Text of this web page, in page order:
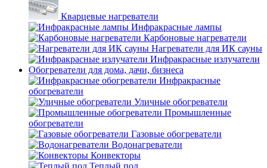
Кварцевые нагреватели
Инфракрасные лампы
Карбоновые нагреватели
Нагреватели для ИК сауны
Инфракрасные излучатели
Обогреватели для дома, дачи, бизнеса
Инфракрасные
обогреватели
Уличные обогреватели
Промышленные
обогреватели
Газовые обогреватели
Водонагреватели
Конвекторы
Теплый пол